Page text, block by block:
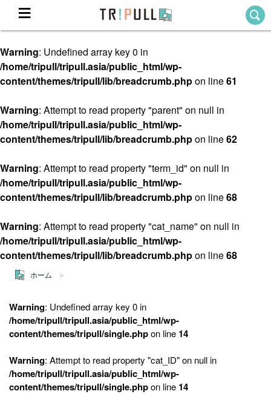
ホーム
Theme
テーマから探す
TRIPULLブログ
About
私たちについて
Warning: Undefined array key 0 in
/home/tripull/tripull.asia/public_html/wp-
content/themes/tripull/lib/breadcrumb.phpon line61
Warning: Attempt to read property "parent" on null in
/home/tripull/tripull.asia/public_html/wp-
content/themes/tripull/lib/breadcrumb.phpon line62
Warning: Attempt to read property "term_id" on null in
/home/tripull/tripull.asia/public_html/wp-
content/themes/tripull/lib/breadcrumb.phpon line68
Warning: Attempt to read property "cat_name" on null in
/home/tripull/tripull.asia/public_html/wp-
content/themes/tripull/lib/breadcrumb.phpon line68
ホーム
Warning: Undefined array key 0 in
/home/tripull/tripull.asia/public_html/wp-
content/themes/tripull/single.phpon line 14
Warning: Attempt to read property "cat_ID" on null in
/home/tripull/tripull.asia/public_html/wp-
content/themes/tripull/single.phpon line 14